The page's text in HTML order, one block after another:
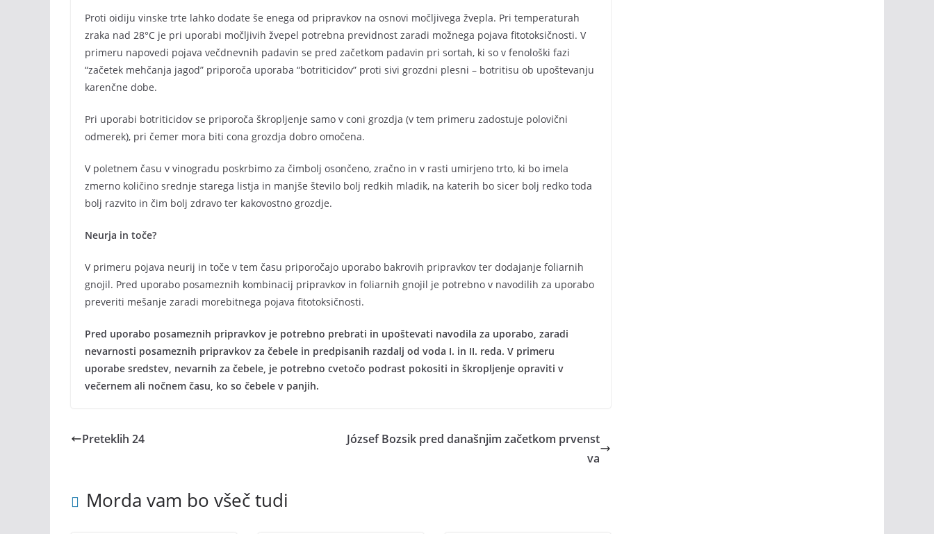
Proti oidiju vinske trte lahko dodate še enega od pripravkov na osnovi močljivega žvepla. Pri temperaturah
zraka nad 28°C je pri uporabi močljivih žvepel potrebna previdnost zaradi možnega pojava fitotoksičnosti. V
primeru napovedi pojava večdnevnih padavin se pred začetkom padavin pri sortah, ki so v fenološki fazi
“začetek mehčanja jagod” priporoča uporaba “botriticidov” proti sivi grozdni plesni – botritisu ob upoštevanju
karenčne dobe.
Pri uporabi botriticidov se priporoča škropljenje samo v coni grozdja (v tem primeru zadostuje polovični
odmerek), pri čemer mora biti cona grozdja dobro omočena.
V poletnem času v vinogradu poskrbimo za čimbolj osončeno, zračno in v rasti umirjeno trto, ki bo imela
zmerno količino srednje starega listja in manjše število bolj redkih mladik, na katerih bo sicer bolj redko toda
bolj razvito in čim bolj zdravo ter kakovostno grozdje.
Neurja in toče?
V primeru pojava neurij in toče v tem času priporočajo uporabo bakrovih pripravkov ter dodajanje foliarnih
gnojil. Pred uporabo posameznih kombinacij pripravkov in foliarnih gnojil je potrebno v navodilih za uporabo
preveriti mešanje zaradi morebitnega pojava fitotoksičnosti.
Pred uporabo posameznih pripravkov je potrebno prebrati in upoštevati navodila za uporabo, zaradi
nevarnosti posameznih pripravkov za čebele in predpisanih razdalj od voda I. in II. reda. V primeru
uporabe sredstev, nevarnih za čebele, je potrebno cvetočo podrast pokositi in škropljenje opraviti v
večernem ali nočnem času, ko so čebele v panjih.
Preteklih 24
József Bozsik pred današnjim začetkom prvenst
va
Morda vam bo všeč tudi